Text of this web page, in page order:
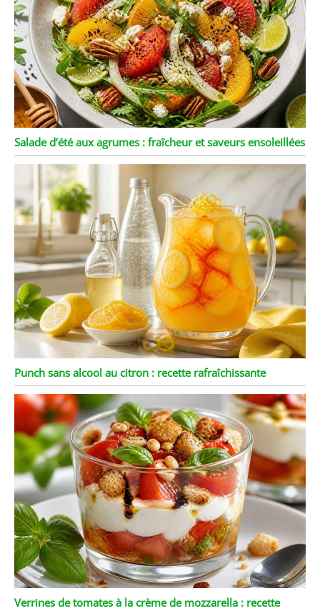
Salade d’été aux agrumes : fraîcheur et saveurs ensoleillées
Punch sans alcool au citron : recette rafraîchissante
Verrines de tomates à la crème de mozzarella : recette